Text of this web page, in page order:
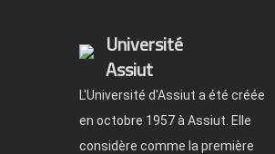
Université
Assiut
L'Université d'Assiut a été créée
en octobre 1957 à Assiut. Elle
considère comme la première